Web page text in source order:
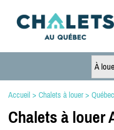
À
Accueil > Chalets à louer> Québec
Chalets à louer